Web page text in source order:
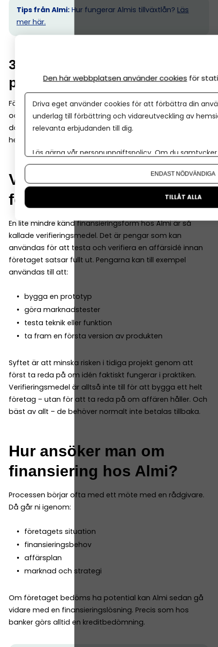
Tips från Almi: Hur fungerar Almis tillväxtlån? Läs
mer här.
3. Innovation och nya
produkter
Företag som utvecklar nya produkter eller tjänster kan
också få finansiering via Almi. Det gäller särskilt projekt
där potentialen finns – men där intäkterna ännu inte är
helt bevisade. Då kan innovationslån passa perfekt.
Verifieringsmedel – pengar
för att testa en idé
En lite mindre känd finansieringsform hos Almi är så
kallade verifieringsmedel. Det är pengar som kan
användas för att testa och verifiera en affärsidé innan
företaget satsar fullt ut. Pengarna kan till exempel
användas till att:
bygga en prototyp
göra marknadstester
testa teknik eller funktion
ta fram en första version av produkten
Syftet är att minska risken i tidiga projekt genom att
först ta reda på om idén faktiskt fungerar i praktiken.
Verifieringsmedel är alltså inte till för att bygga ett helt
företag – utan för att ta reda på om affären håller. Och
bäst av allt – de behöver normalt inte betalas tillbaka.
Hur ansöker man om
finansiering hos Almi?
Processen börjar ofta med ett möte med en rådgivare.
Då går ni igenom:
företagets situation
finansieringsbehov
affärsplan
marknad och strategi
Om företaget bedöms ha potential kan Almi sedan gå
vidare med en finansieringslösning. Precis som hos
banker görs alltid en kreditbedömning.
Den här webbplatsen använder cookies för
Driva eget använder cookies för att förbättra din
underlag till förbättring och vidareutveckling av
relevanta erbjudanden till dig.
Läs gärna vår personuppgiftspolicy. Om du
Om du vill ändra ditt val i efterhand hittar du den
ENDAST NÖDVÄNDIGA
TILLÅT ALLA